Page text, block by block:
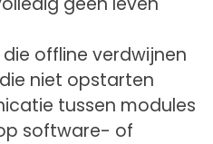
offline verdwijnen
niet opstarten
tussen modules
software- of